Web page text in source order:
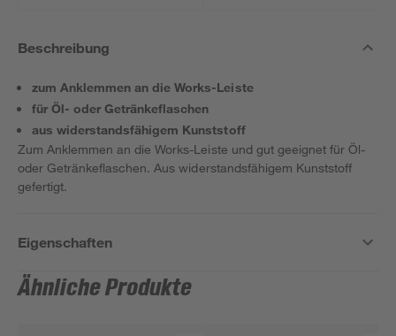
Beschreibung
zum Anklemmen an die Works-Leiste
für Öl- oder Getränkeflaschen
aus widerstandsfähigem Kunststoff
Zum Anklemmen an die Works-Leiste und gut geeignet für Öl-
oder Getränkeflaschen. Aus widerstandsfähigem Kunststoff
gefertigt.
Eigenschaften
Ähnliche Produkte